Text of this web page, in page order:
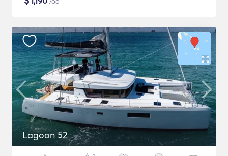
Lagoon 52